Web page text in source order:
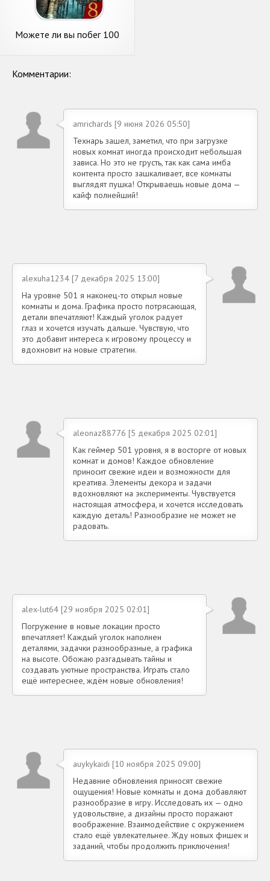
Можете ли вы побег 100
Комментарии:
amrichards [9 июня 2026 05:50]
Технарь зашел, заметил, что при загрузке
новых комнат иногда происходит небольшая
зависа. Но это не грусть, так как сама имба
контента просто зашкаливает, все комнаты
выглядят пушка! Открываешь новые дома —
кайф полнейший!
alexuha1234 [7 декабря 2025 13:00]
На уровне 501 я наконец-то открыл новые
комнаты и дома. Графика просто потрясающая,
детали впечатляют! Каждый уголок радует
глаз и хочется изучать дальше. Чувствую, что
это добавит интереса к игровому процессу и
вдохновит на новые стратегии.
aleonaz88776 [5 декабря 2025 02:01]
Как геймер 501 уровня, я в восторге от новых
комнат и домов! Каждое обновление
приносит свежие идеи и возможности для
креатива. Элементы декора и задачи
вдохновляют на эксперименты. Чувствуется
настоящая атмосфера, и хочется исследовать
каждую деталь! Разнообразие не может не
радовать.
alex-lut64 [29 ноября 2025 02:01]
Погружение в новые локации просто
впечатляет! Каждый уголок наполнен
деталями, задачки разнообразные, а графика
на высоте. Обожаю разгадывать тайны и
создавать уютные пространства. Играть стало
ещё интереснее, ждём новые обновления!
auykykaidi [10 ноября 2025 09:00]
Недавние обновления приносят свежие
ощущения! Новые комнаты и дома добавляют
разнообразие в игру. Исследовать их — одно
удовольствие, а дизайны просто поражают
воображение. Взаимодействие с окружением
стало ещё увлекательнее. Жду новых фишек и
заданий, чтобы продолжить приключения!